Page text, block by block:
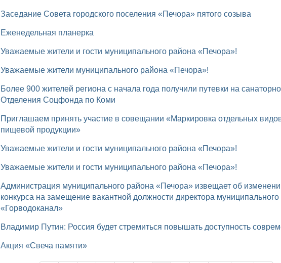
Заседание Совета городского поселения «Печора» пятого созыва
Еженедельная планерка
Уважаемые жители и гости муниципального района «Печора»!
Уважаемые жители муниципального района «Печора»!
Более 900 жителей региона с начала года получили путевки на санаторно-курортное лечение от
Отделения Соцфонда по Коми
Приглашаем принять участие в совещании «Маркировка отдельных видов бакалейной и иной
пищевой продукции»
Уважаемые жители и гости муниципального района «Печора»!
Уважаемые жители и гости муниципального района «Печора»!
Администрация муниципального района «Печора» извещает об изменении даты проведения
конкурса на замещение вакантной должности директора
«Горводоканал»
Владимир Путин: Россия будет стремиться повышать доступность
Акция «Свеча памяти»